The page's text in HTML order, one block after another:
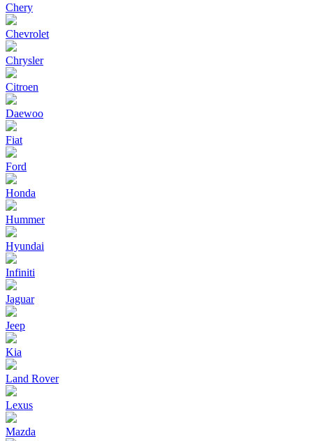
Chery
Chevrolet
Chrysler
Citroen
Daewoo
Fiat
Ford
Honda
Hummer
Hyundai
Infiniti
Jaguar
Jeep
Kia
Land Rover
Lexus
Mazda